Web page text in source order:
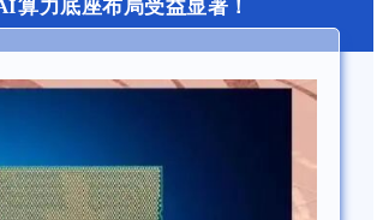
力底座布局受益显著！